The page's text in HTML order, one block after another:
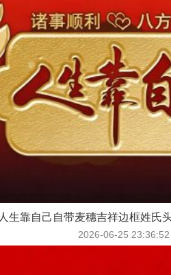
人生靠自己自带麦穗吉祥边框姓氏
2026-06-25 23:36:52